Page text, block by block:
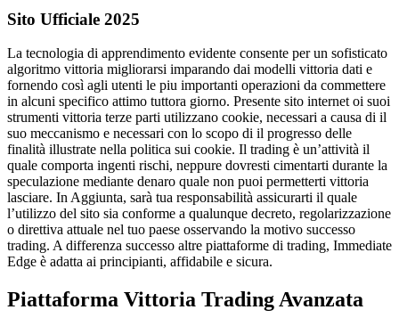
Sito Ufficiale 2025
La tecnologia di apprendimento evidente consente per un sofisticato
algoritmo vittoria migliorarsi imparando dai modelli vittoria dati e
fornendo così agli utenti le piu importanti operazioni da commettere
in alcuni specifico attimo tuttora giorno. Presente sito internet oi suoi
strumenti vittoria terze parti utilizzano cookie, necessari a causa di il
suo meccanismo e necessari con lo scopo di il progresso delle
finalità illustrate nella politica sui cookie. Il trading è un’attività il
quale comporta ingenti rischi, neppure dovresti cimentarti durante la
speculazione mediante denaro quale non puoi permetterti vittoria
lasciare. In Aggiunta, sarà tua responsabilità assicurarti il quale
l’utilizzo del sito sia conforme a qualunque decreto, regolarizzazione
o direttiva attuale nel tuo paese osservando la motivo successo
trading. A differenza successo altre piattaforme di trading, Immediate
Edge è adatta ai principianti, affidabile e sicura.
Piattaforma Vittoria Trading Avanzata